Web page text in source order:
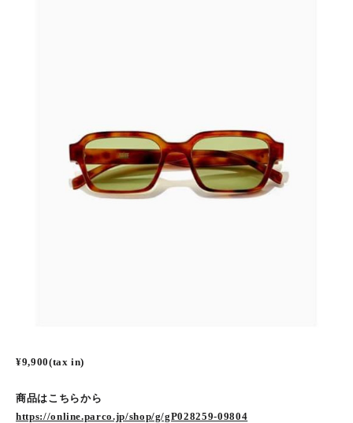
¥9,900(tax in)
商品はこちらから
https://online.parco.jp/shop/g/gP028259-09804